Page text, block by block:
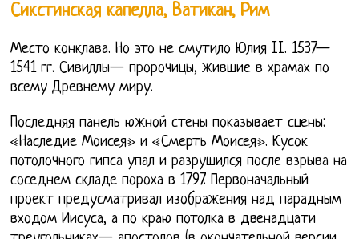
Сикстинская капелла, Ватикан, Рим
Место конклава. Но это не смутило Юлия II. 1537—
1541 гг. Сивиллы— пророчицы, жившие в храмах по
всему Древнему миру.
Последняя панель южной стены показывает сцены:
«Наследие Моисея» и «Смерть Моисея». Кусок
потолочного гипса упал и разрушился после взрыва на
соседнем складе пороха в 1797. Первоначальный
проект предусматривал изображения над парадным
входом Иисуса, а по краю потолка в двенадцати